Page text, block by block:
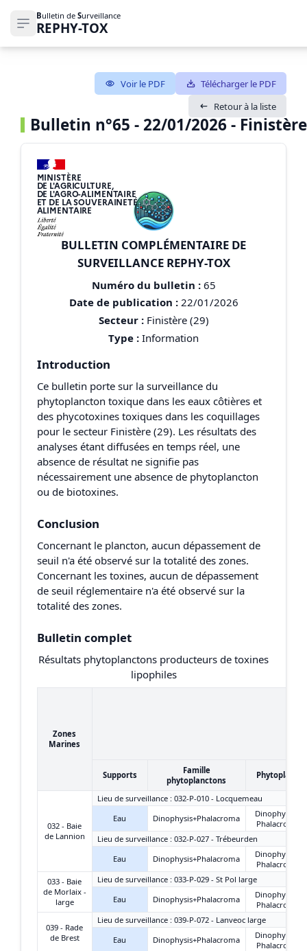
Ouvrir le menu de navigation
Bulletin de Surveillance
REPHY-TOX
Bulletin n°65 - 22/01/2026 -
Voir le PDF
Télécharger le PDF
Retour à la liste
MINISTÈRE
DE L'AGRICULTURE,
DE L'AGRO-ALIMENTAIRE
ET DE LA SOUVERAINETÉ
ALIMENTAIRE
BULLETIN COMPLÉMENTAIRE DE
SURVEILLANCE REPHY-TOX
Numéro du bulletin :65
Date de publication :22/01/2026
Secteur :Finistère (29)
Type : Information
Introduction
Ce bulletin porte sur la surveillance du
phytoplancton toxique dans les eaux côtières et
des phycotoxines toxiques dans les coquillages
pour le secteur Finistère (29). Les résultats des
analyses étant diffusées en temps réel, une
absence de résultat ne signifie pas
nécessairement une absence de phytoplancton
ou de biotoxines.
Conclusion
Concernant le plancton, aucun dépassement de
seuil n'a été observé sur la totalité des zones.
Concernant les toxines, aucun de dépassement
de seuil réglementaire n'a été observé sur la
totalité des zones.
Bulletin complet
Résultats phytoplanctons producteurs de toxines
lipophiles
Zones
Marines
Supports
Famille
phytoplanctons
032 - Baie
de Lannion
Lieu de surveillance : 032-P-010 - Locquemeau
Eau
Dinophysis+Phalacroma
Dinophysis +
Phalacroma
Lieu de surveillance : 032-P-027 - Trébeurden
Eau
Dinophysis+Phalacroma
Dinophysis +
Phalacroma
033 - Baie
de Morlaix -
large
Lieu de surveillance : 033-P-029 - St Pol large
Eau
Dinophysis+Phalacroma
Dinophysis +
Phalacroma
039 - Rade
de Brest
Lieu de surveillance : 039-P-072 - Lanveoc large
Eau
Dinophysis+Phalacroma
Dinophysis +
Phalacroma